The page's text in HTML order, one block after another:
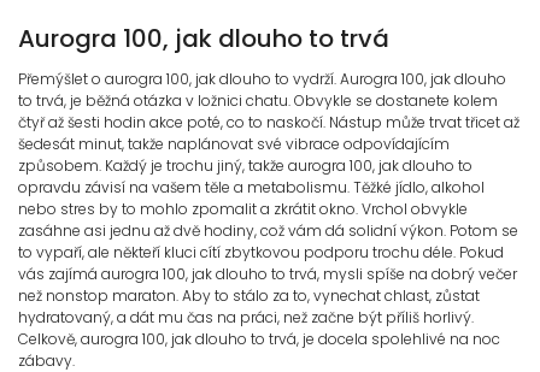
Aurogra 100, jak dlouho to trvá
Přemýšlet o aurogra 100, jak dlouho to vydrží. Aurogra 100, jak dlouho
to trvá, je běžná otázka v ložnici chatu. Obvykle se dostanete kolem
čtyř až šesti hodin akce poté, co to naskočí. Nástup může trvat třicet až
šedesát minut, takže naplánovat své vibrace odpovídajícím
způsobem. Každý je trochu jiný, takže aurogra 100, jak dlouho to
opravdu závisí na vašem těle a metabolismu. Těžké jídlo, alkohol
nebo stres by to mohlo zpomalit a zkrátit okno. Vrchol obvykle
zasáhne asi jednu až dvě hodiny, což vám dá solidní výkon. Potom se
to vypaří, ale někteří kluci cítí zbytkovou podporu trochu déle. Pokud
vás zajímá aurogra 100, jak dlouho to trvá, mysli spíše na dobrý večer
než nonstop maraton. Aby to stálo za to, vynechat chlast, zůstat
hydratovaný, a dát mu čas na práci, než začne být příliš horlivý.
Celkově, aurogra 100, jak dlouho to trvá, je docela spolehlivé na noc
zábavy.